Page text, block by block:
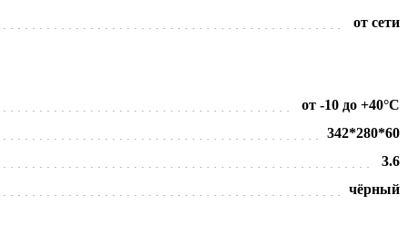
от сети
от -10 до +40°C
342*280*60
3.6
чёрный